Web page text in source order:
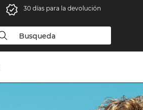
30 días para la devolución